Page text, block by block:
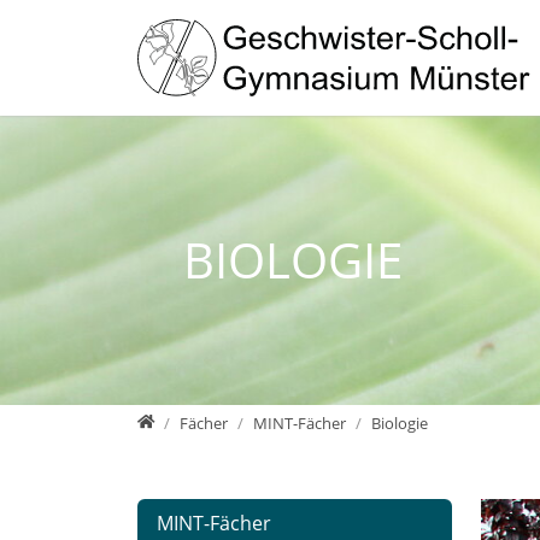
Direkt zur Hauptnavigation springen
Direkt zum Inhalt springen
Zur Unternavigation springen
BIOLOGIE
Geschwister-Scholl-Gymnasium Münster - Homepage
Fächer MINT-Fächer Biologie
MINT-Fächer